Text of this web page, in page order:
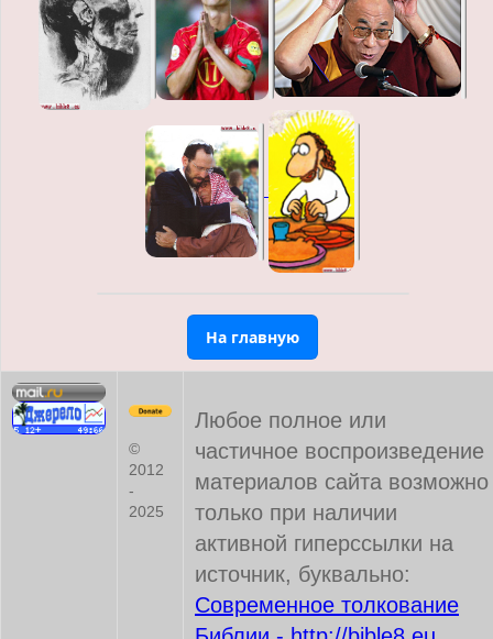
На главную
©
2012
-
2025
Любое полное или
частичное воспроизведение
материалов сайта возможно
только при наличии
активной гиперссылки на
источник, буквально:
Современное толкование